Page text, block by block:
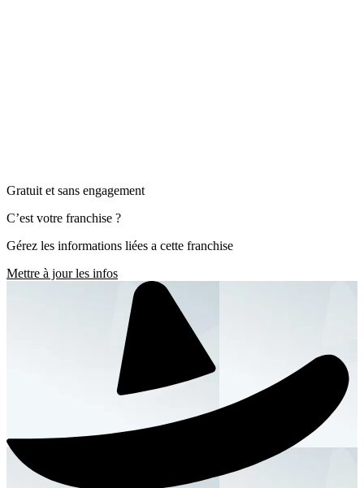
Gratuit et sans engagement
C’est votre franchise ?
Gérez les informations liées a cette franchise
Mettre à jour les infos